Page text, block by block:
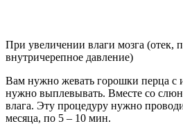
При увеличении влаги мозга (отек,
внутричерепное давление)
Вам нужно жевать горошки перца
нужно выплевывать. Вместе со
влага. Эту процедуру нужно
месяца, по 5 – 10 мин.